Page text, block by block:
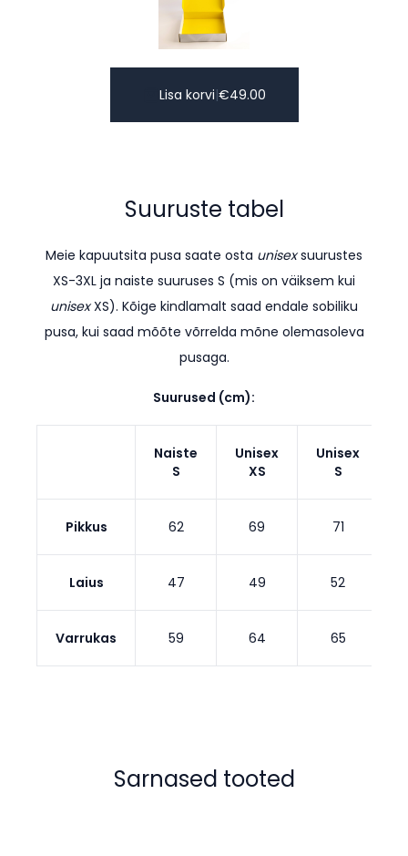
Lisa korvi|€49.00
Suuruste tabel
Meie kapuutsita pusa saate osta unisexsuurustes
XS-3XL ja naiste suuruses S (mis on väiksem kui
unisexXS). Kõige kindlamalt saad endale sobiliku
pusa, kui saad mõõte võrrelda mõne olemasoleva
pusaga.
Suurused (cm):
Naiste
S
Unisex
XS
Unisex
S
Pikkus 62 69 71
Laius 47 49 52
Varrukas 59 64 65
Sarnased tooted